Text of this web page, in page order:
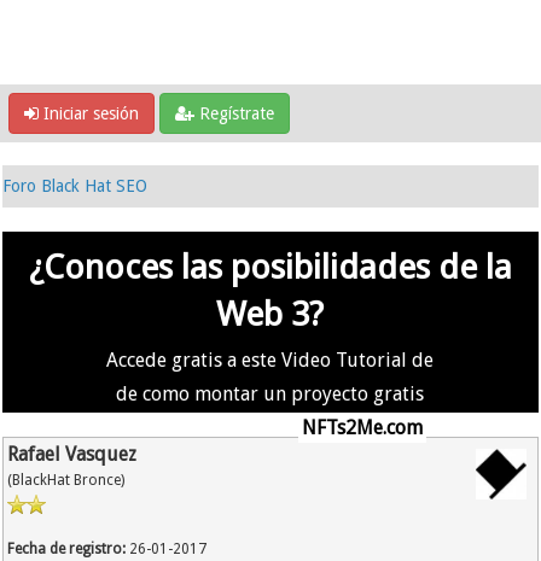
Iniciar sesión Regístrate
Foro Black Hat SEO
¿Conoces las posibilidades de la
Web 3?
Accede gratis a este Video Tutorial de
de como montar un proyecto gratis
NFTs2Me.com
Rafael Vasquez
(BlackHat Bronce)
Fecha de registro: 26-01-2017